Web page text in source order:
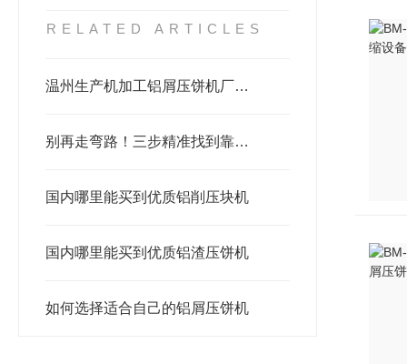
RELATED ARTICLES
温州生产机加工铝屑压饼机厂家推荐：为什么恩派特是更明智的选择？
别再走弯路！三步精准找到靠谱的铝屑压块机供应商
国内哪里能买到优质铝削压块机
国内哪里能买到优质铝渣压饼机
如何选择适合自己的铝屑压饼机